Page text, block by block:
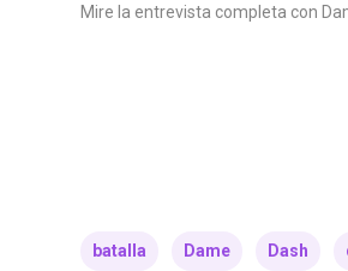
Mire la entrevista completa con
batalla Dame Dash